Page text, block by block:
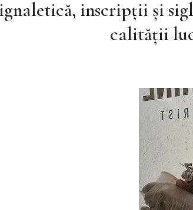
FirmePictate este un
calității